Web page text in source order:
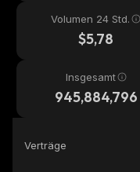
Volumen 24 Std.
$5,78
Insgesamt
945,884,796
Verträge